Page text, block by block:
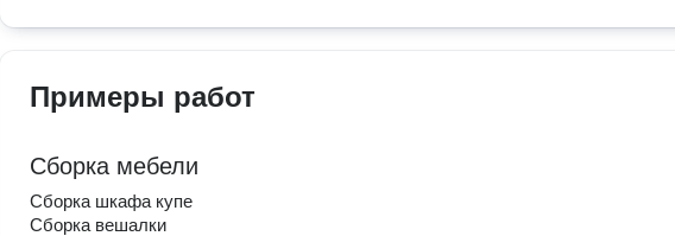
Примеры работ
Сборка мебели
Сборка шкафа купе
Сборка вешалки